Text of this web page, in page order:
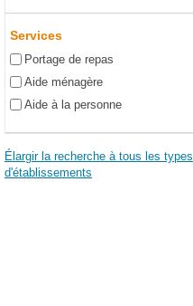
Services
Portage de repas
Aide ménagère
Aide à la personne
Élargir la recherche à tous les types
d'établissements